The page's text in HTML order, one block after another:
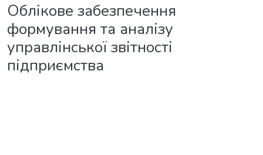
Облікове забезпечення
формування та аналізу
управлінської звітності
підприємства